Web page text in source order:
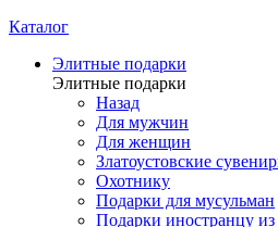
Каталог
Элитные подарки
Элитные подарки
Назад
Для мужчин
Для женщин
Златоустовские
Охотнику
Подарки для мусульман
Подарки иностранцу из